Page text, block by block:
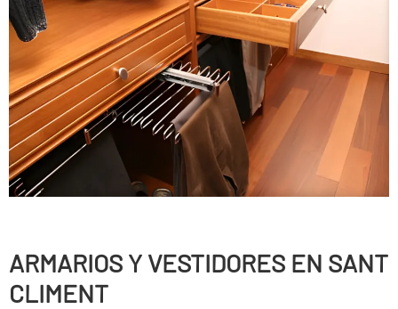
ARMARIOS Y VESTIDORES EN SANT
CLIMENT